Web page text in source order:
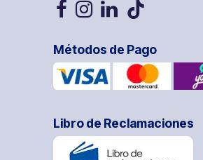
Métodos de Pago
Libro de Reclamaciones